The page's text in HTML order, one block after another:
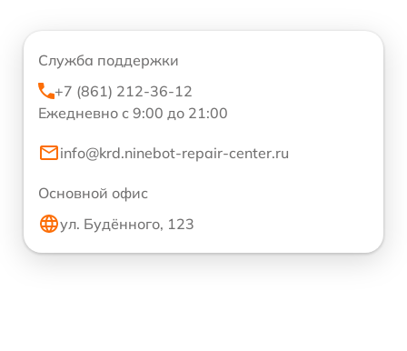
Служба поддержки
+7 (861) 212-36-12
Ежедневно с 9:00 до 21:00
info@krd.ninebot-repair-center.ru
Основной офис
ул. Будённого, 123